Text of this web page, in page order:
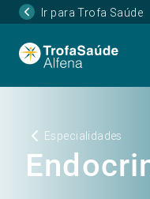
Ir para Trofa Saúde
Especialidades